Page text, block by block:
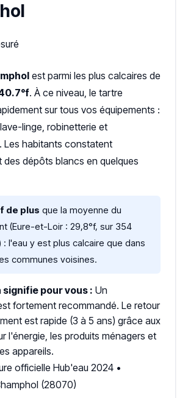
est parmi les plus calcaires de
. À ce niveau, le tartre
sur tous vos équipements :
linge, robinetterie et
Les habitants constatent
des dépôts blancs en quelques
de plus que la moyenne du
(Eure-et-Loir : 29,8°f, sur 354
: l'eau y est plus calcaire que dans
communes voisines.
signifie pour vous : Un
fortement recommandé. Le retour
est rapide (3 à 5 ans) grâce aux
l'énergie, les produits ménagers et
appareils.
officielle Hub'eau 2024 •
(28070)